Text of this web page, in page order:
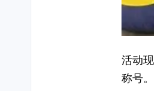
活动
称号。